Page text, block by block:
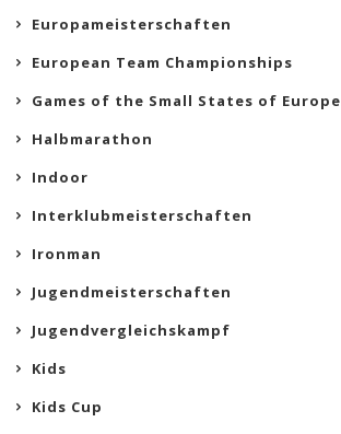
Europameisterschaften
European Team Championships
Games of the Small States of Europe
Halbmarathon
Indoor
Interklubmeisterschaften
Ironman
Jugendmeisterschaften
Jugendvergleichskampf
Kids
Kids Cup